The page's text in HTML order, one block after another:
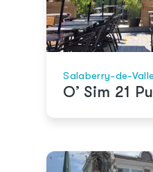
Salaberry-de-
O’ Sim 21